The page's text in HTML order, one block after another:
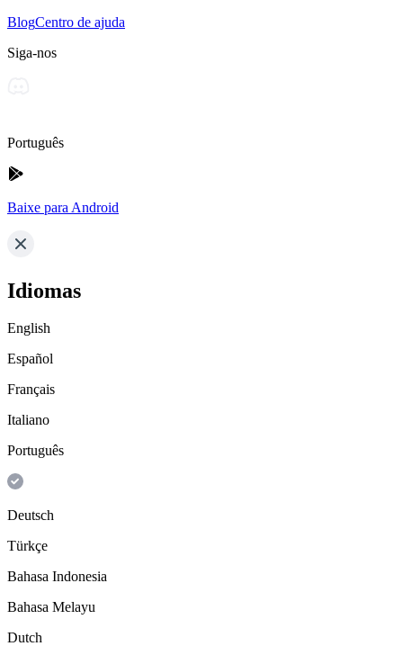
BlogCentro de ajuda
Siga-nos
Português
Baixe para Android
Idiomas
English
Español
Français
Italiano
Português
Deutsch
Türkçe
Bahasa Indonesia
Bahasa Melayu
Dutch